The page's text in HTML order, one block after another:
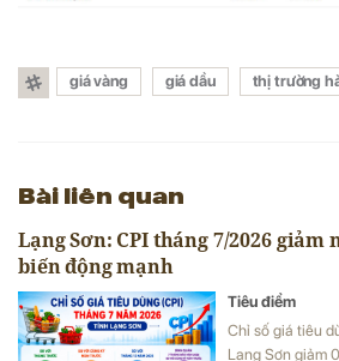
giá vàng giá dầu thị trường
Bài liên quan
Lạng Sơn: CPI tháng 7/2026 giảm
biến động mạnh
Tiêu điểm
Chỉ số giá tiêu
Lạng Sơn giảm